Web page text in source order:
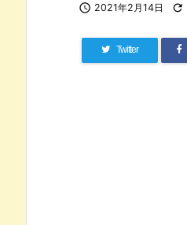
 2021年2月14日 
Twitter